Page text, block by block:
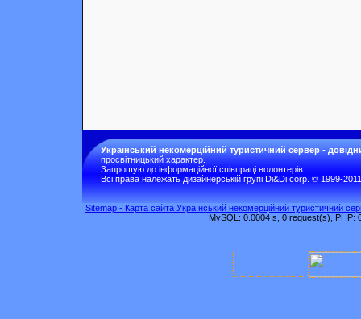
Український некомерційний туристичний сервер -
просвітницький характер.
Запрошую до інформаційної співпраці волонтерів.
Всі права належать дизайнерській групі Di&Di corp. © 1999-2011
Sitemap - Карта сайта Український некомерційний туристичний
MySQL: 0.0004 s, 0 request(s), PHP: